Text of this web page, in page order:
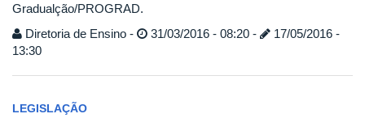
Gradualção/PROGRAD.
Diretoria de Ensino -
31/03/2016 - 08:20 -
17/05/2016 -
13:30
LEGISLAÇÃO